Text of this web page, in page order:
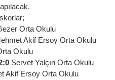
Orta Okulu
Akif Ersoy Orta Okulu
Okulu
Servet Yalçın Orta Okulu
Akif Ersoy Orta Okulu